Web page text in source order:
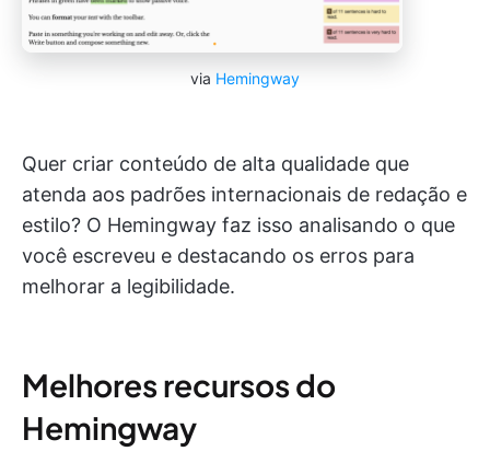
via Hemingway
Quer criar conteúdo de alta qualidade que
atenda aos padrões internacionais de redação e
estilo? O Hemingway faz isso analisando o que
você escreveu e destacando os erros para
melhorar a legibilidade.
Melhores recursos do
Hemingway